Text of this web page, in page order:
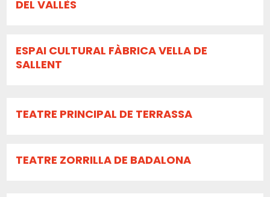
DEL VALLÈS
ESPAI CULTURAL FÀBRICA VELLA DE
SALLENT
TEATRE PRINCIPAL DE TERRASSA
TEATRE ZORRILLA DE BADALONA